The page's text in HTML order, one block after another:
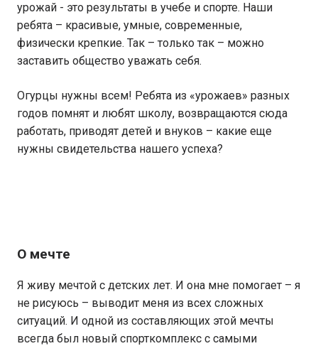
урожай - это результаты в учебе и спорте. Наши
ребята – красивые, умные, современные,
физически крепкие. Так – только так – можно
заставить общество уважать себя.
Огурцы нужны всем! Ребята из «урожаев» разных
годов помнят и любят школу, возвращаются сюда
работать, приводят детей и внуков – какие еще
нужны свидетельства нашего успеха?
О мечте
Я живу мечтой с детских лет. И она мне помогает – я
не рисуюсь – выводит меня из всех сложных
ситуаций. И одной из составляющих этой мечты
всегда был новый спорткомплекс с самыми